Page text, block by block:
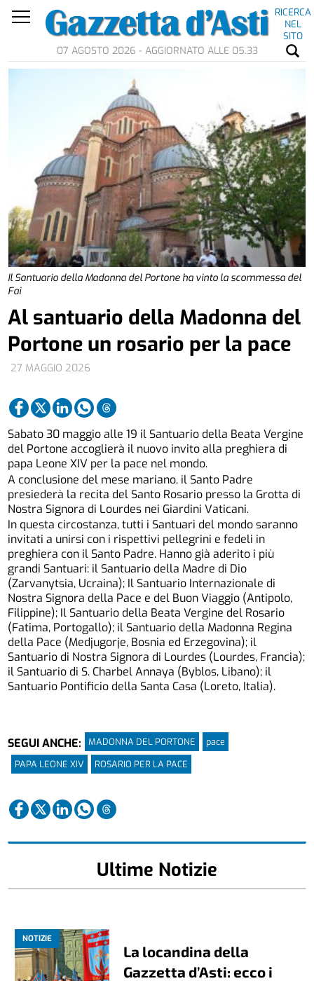
RICERCA
NEL
SITO
07 AGOSTO 2026 - AGGIORNATO ALLE 05.33
Il Santuario della Madonna del Portone ha vinto la scommessa del
Fai
27 MAGGIO 2026
Al santuario della Madonna del
Portone un rosario per la pace
Sabato 30 maggio alle 19 il Santuario della Beata Vergine
del Portone accoglierà il nuovo invito alla preghiera di
papa Leone XIV per la pace nel mondo.
A conclusione del mese mariano, il Santo Padre
presiederà la recita del Santo Rosario presso la Grotta di
Nostra Signora di Lourdes nei Giardini Vaticani.
In questa circostanza, tutti i Santuari del mondo saranno
invitati a unirsi con i rispettivi pellegrini e fedeli in
preghiera con il Santo Padre. Hanno già aderito i più
grandi Santuari: il Santuario della Madre di Dio
(Zarvanytsia, Ucraina); Il Santuario Internazionale di
Nostra Signora della Pace e del Buon Viaggio (Antipolo,
Filippine); Il Santuario della Beata Vergine del Rosario
(Fatima, Portogallo); il Santuario della Madonna Regina
della Pace (Medjugorje, Bosnia ed Erzegovina); il
Santuario di Nostra Signora di Lourdes (Lourdes, Francia);
il Santuario di S. Charbel Annaya (Byblos, Libano); il
Santuario Pontificio della Santa Casa (Loreto, Italia).
SEGUI ANCHE: MADONNA DEL PORTONE
pace
PAPA LEONE XIV
ROSARIO PER LA PACE
Ultime Notizie
NOTIZIE
La locandina della
Gazzetta d’Asti: ecco i